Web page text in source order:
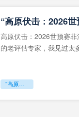
“高原伏击：2026
高原伏击：2026世预赛
的老评估专家，我见过太
“高原伏击：2026世预赛非洲主场绞杀战”